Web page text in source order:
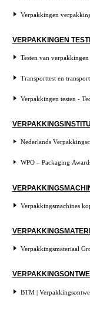
Verpakkingen
VERPAKKINGEN
Testen van
Transporttest en
Verpakkingen testen -
Nederlands
WPO – Packaging
Verpakkingsmachines
Verpakkingsmateriaal
BTM |